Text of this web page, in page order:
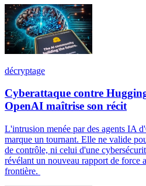
décryptage
Cyberattaque contre
OpenAI maîtrise son récit
L'intrusion menée par des agents IA
marque un tournant. Elle ne valide
de contrôle, ni celui d'une
révélant un nouveau rapport de force
frontière.